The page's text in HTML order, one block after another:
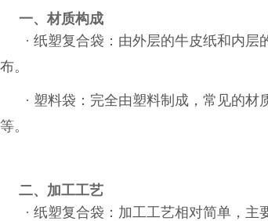
一、材质构成
· 纸塑复合袋：由外层的牛皮纸和内
布。
· 塑料袋：完全由塑料制成，常见的材
等。
二、加工工艺
· 纸塑复合袋：加工工艺相对简单，